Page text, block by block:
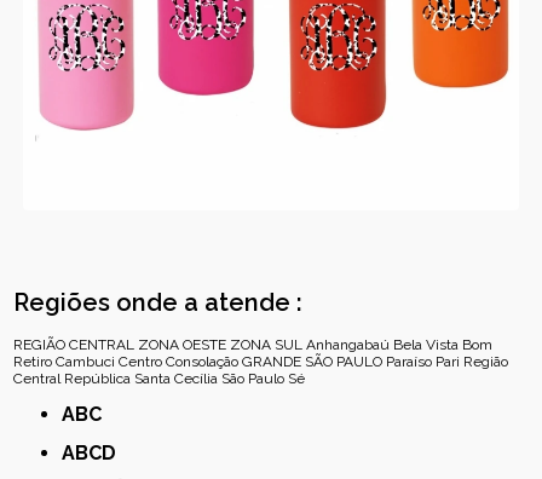
Regiões onde a atende :
REGIÃO CENTRAL ZONA OESTE ZONA SUL Anhangabaú Bela Vista Bom
Retiro Cambuci Centro Consolação GRANDE SÃO PAULO Paraíso Pari Região
Central República Santa Cecília São Paulo Sé
ABC
ABCD